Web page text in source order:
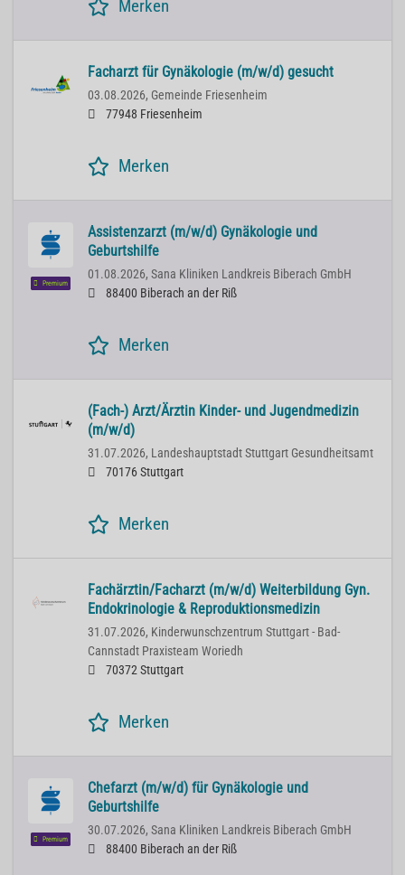
Merken
Facharzt für Gynäkologie (m/w/d) gesucht
03.08.2026, Gemeinde Friesenheim
77948 Friesenheim
Merken
Premium
Assistenzarzt (m/w/d) Gynäkologie und
Geburtshilfe
01.08.2026, Sana Kliniken Landkreis Biberach GmbH
88400 Biberach an der Riß
Merken
(Fach-) Arzt/Ärztin Kinder- und Jugendmedizin
(m/w/d)
31.07.2026, Landeshauptstadt Stuttgart Gesundheitsamt
70176 Stuttgart
Merken
Fachärztin/Facharzt (m/w/d) Weiterbildung Gyn.
Endokrinologie & Reproduktionsmedizin
31.07.2026, Kinderwunschzentrum Stuttgart - Bad-
Cannstadt Praxisteam Woriedh
70372 Stuttgart
Merken
Premium
Chefarzt (m/w/d) für Gynäkologie und
Geburtshilfe
30.07.2026, Sana Kliniken Landkreis Biberach GmbH
88400 Biberach an der Riß